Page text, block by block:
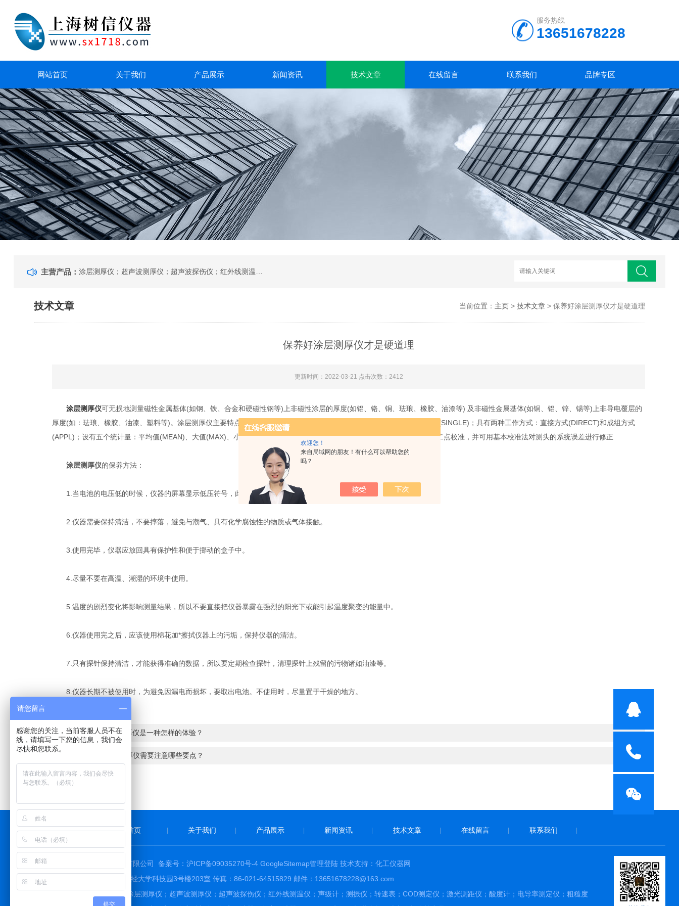
欢迎您！
来自局域网的朋友！有什么可以帮助您的
吗？
服务热线
13651678228
网站首页 关于我们 产品展示 新闻资讯 技术文章 在线留言 联系我们 品牌专区
主营产品：
技术文章 当前位置： 主页> 技术文章> 保养好涂层测厚仪才是硬道理
保养好涂层测厚仪才是硬道理
更新时间：2022-03-21 点击次数：2412
涂层测厚仪可无损地测量磁性金属基体(如钢、铁、合金和硬磁性钢等)上非磁性涂层的厚度(如铝、铬、铜、珐琅、橡胶、油漆等) 及非磁性金属基体(如铜、铝、锌、锡等)上非导电覆层的
厚度(如：珐琅、橡胶、油漆、塑料等)。涂层测厚仪主要特点具有两种测量方式：连续测量方式(CONTINUE)和单次测量方式(SINGLE)；具有两种工作方式：直接方式(DIRECT)和成组方式
(APPL)；设有五个统计量：平均值(MEAN)、大值(MAX)、小值(MIN)、测试次数(NO.)、标准偏差(S.DEV)可进行零点校准和二点校准，并可用基本校准法对测头的系统误差进行修正
涂层测厚仪的保养方法：
1.当电池的电压低的时候，仪器的屏幕显示低压符号，此时应该及时按要求更换新的电池，以免影响测量精度。
2.仪器需要保持清洁，不要摔落，避免与潮气、具有化学腐蚀性的物质或气体接触。
3.使用完毕，仪器应放回具有保护性和便于挪动的盒子中。
4.尽量不要在高温、潮湿的环境中使用。
5.温度的剧烈变化将影响测量结果，所以不要直接把仪器暴露在强烈的阳光下或能引起温度聚变的能量中。
6.仪器使用完之后，应该使用棉花加*擦拭仪器上的污垢，保持仪器的清洁。
7.只有探针保持清洁，才能获得准确的数据，所以要定期检查探针，清理探针上残留的污物诸如油漆等。
8.仪器长期不被使用时，为避免因漏电而损坏，要取出电池。不使用时，尽量置于干燥的地方。
上一篇：使用EPK测厚仪是一种怎样的体验？
使用涂层测厚仪需要注意哪些要点？
首页 关于我们 产品展示 新闻资讯 技术文章 在线留言 联系我们
2026 版权所有 © 上海树信仪器仪表有限公司 备案号：沪ICP备09035270号-4 GoogleSitemap管理登陆技术支持： 化工仪器网
地址：上海市杨浦区纪念路8号上海财经大学科技园3号楼203室 传真：86-021-64515829 邮件：13651678228@163.com
上海树信仪器仪表有限公司主要经营涂层测厚仪；超声波测厚仪；超声波探伤仪；红外线测温仪；声级计；测振仪；转速表；COD测定仪；激光测距仪；酸度计；电导率测定仪；粗糙度
请您留言
感谢您的关注，当前客服人员不在
线，请填写一下您的信息，我们会
尽快和您联系。
提交